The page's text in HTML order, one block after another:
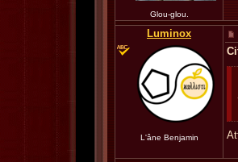
Glou-glou.
Luminox
L'âne Benjamin